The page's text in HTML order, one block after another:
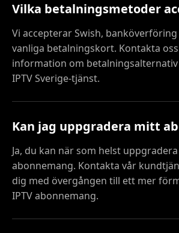
Vilka betalningsmetoder
Vi accepterar Swish,
vanliga betalningskort. Kontakta
information om
IPTV Sverige-tjänst.
Kan jag uppgradera mitt
Ja, du kan när som helst
abonnemang. Kontakta vår
dig med övergången till ett mer
IPTV abonnemang.